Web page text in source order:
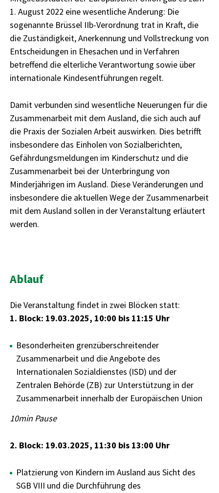
1. August 2022 eine wesentliche Änderung: Die
sogenannte Brüssel IIb-Verordnung trat in Kraft, die
die Zuständigkeit, Anerkennung und Vollstreckung von
Entscheidungen in Ehesachen und in Verfahren
betreffend die elterliche Verantwortung sowie über
internationale Kindesentführungen regelt.
Damit verbunden sind wesentliche Neuerungen für die
Zusammenarbeit mit dem Ausland, die sich auch auf
die Praxis der Sozialen Arbeit auswirken. Dies betrifft
insbesondere das Einholen von Sozialberichten,
Gefährdungsmeldungen im Kinderschutz und die
Zusammenarbeit bei der Unterbringung von
Minderjährigen im Ausland. Diese Veränderungen und
insbesondere die aktuellen Wege der Zusammenarbeit
mit dem Ausland sollen in der Veranstaltung erläutert
werden.
Ablauf
Die Veranstaltung findet in zwei Blöcken statt:
1. Block: 19.03.2025, 10:00 bis 11:15 Uhr
Besonderheiten grenzüberschreitender
Zusammenarbeit und die Angebote des
Internationalen Sozialdienstes (ISD) und der
Zentralen Behörde (ZB) zur Unterstützung in der
Zusammenarbeit innerhalb der Europäischen Union
10min Pause
2. Block: 19.03.2025, 11:30 bis 13:00 Uhr
Platzierung von Kindern im Ausland aus Sicht des
SGB VIII und die Durchführung des